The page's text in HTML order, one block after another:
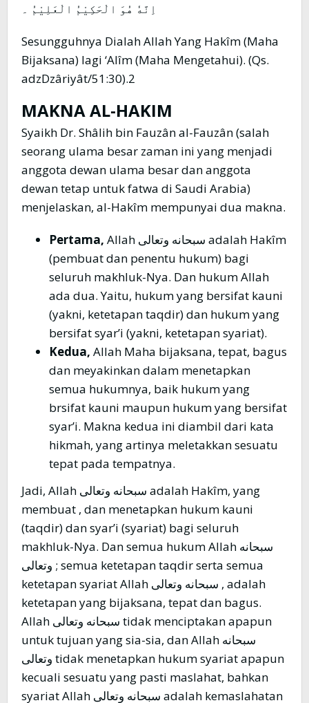
اِنَّهٗ هُوَ الْحَكِيْمُ الْعَلِيْمُ ۔
Sesungguhnya Dialah Allah Yang Hakîm (Maha
Bijaksana) lagi ‘Alîm (Maha Mengetahui). (Qs.
adzDzâriyât/51:30).2
MAKNA AL-HAKIM
Syaikh Dr. Shâlih bin Fauzân al-Fauzân (salah
seorang ulama besar zaman ini yang menjadi
anggota dewan ulama besar dan anggota
dewan tetap untuk fatwa di Saudi Arabia)
menjelaskan, al-Hakîm mempunyai dua makna.
Pertama, Allah سبحانه وتعالى adalah Hakîm
(pembuat dan penentu hukum) bagi
seluruh makhluk-Nya. Dan hukum Allah
ada dua. Yaitu, hukum yang bersifat kauni
(yakni, ketetapan taqdir) dan hukum yang
bersifat syar’i (yakni, ketetapan syariat).
Kedua, Allah Maha bijaksana, tepat, bagus
dan meyakinkan dalam menetapkan
semua hukumnya, baik hukum yang
brsifat kauni maupun hukum yang bersifat
syar’i. Makna kedua ini diambil dari kata
hikmah, yang artinya meletakkan sesuatu
tepat pada tempatnya.
Jadi, Allah سبحانه وتعالى adalah Hakîm, yang
membuat , dan menetapkan hukum kauni
(taqdir) dan syar’i (syariat) bagi seluruh
makhluk-Nya. Dan semua hukum Allah سبحانه
وتعالى ; semua ketetapan taqdir serta semua
ketetapan syariat Allah سبحانه وتعالى , adalah
ketetapan yang bijaksana, tepat dan bagus.
Allah سبحانه وتعالى tidak menciptakan apapun
untuk tujuan yang sia-sia, dan Allah سبحانه
وتعالى tidak menetapkan hukum syariat apapun
kecuali sesuatu yang pasti maslahat, bahkan
syariat Allah سبحانه وتعالى adalah kemaslahatan